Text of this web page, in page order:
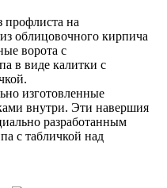
профлиста на
облицовочного кирпича
ворота с
в виде калитки с
изготовленные
внутри. Эти навершия
разработанным
с табличкой над